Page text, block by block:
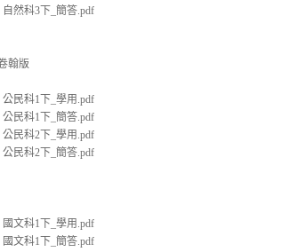
自然科3下_簡答.pdf
翰版
公民科1下_學用.pdf
公民科1下_簡答.pdf
公民科2下_學用.pdf
公民科2下_簡答.pdf
國文科1下_學用.pdf
國文科1下_簡答.pdf